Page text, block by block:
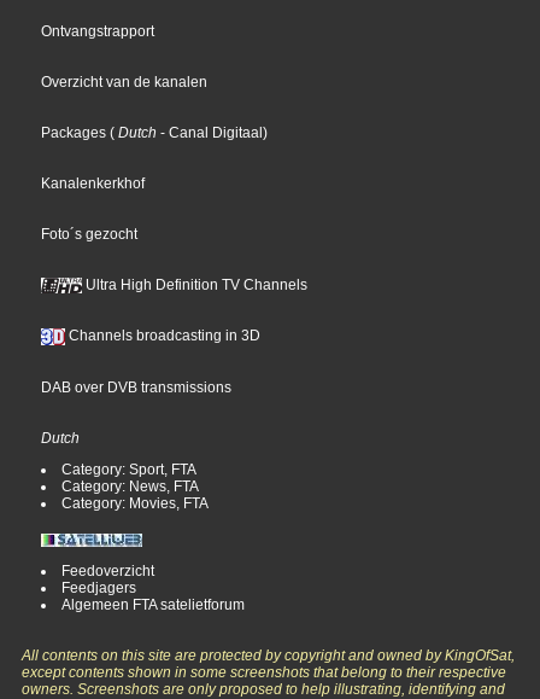
Ontvangstrapport
Overzicht van de kanalen
Packages ( Dutch - Canal Digitaal)
Kanalenkerkhof
Foto´s gezocht
Ultra High Definition TV Channels
Channels broadcasting in 3D
DAB over DVB transmissions
Dutch
Category: Sport, FTA
Category: News, FTA
Category: Movies, FTA
Feedoverzicht
Feedjagers
Algemeen FTA satelietforum
All contents on this site are protected by copyright and owned by KingOfSat,
except contents shown in some screenshots that belong to their respective
owners. Screenshots are only proposed to help illustrating, identifying and